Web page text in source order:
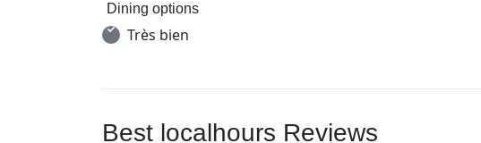
Dining options
Très bien
Best localhours Reviews